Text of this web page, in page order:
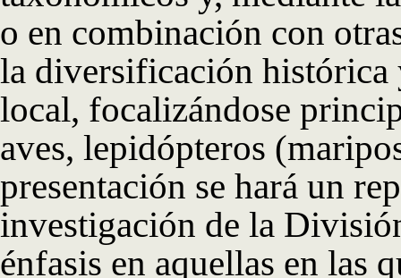
o en combinación con
la diversificación histórica
local, focalizándose
aves, lepidópteros
presentación se hará un
investigación de la
énfasis en aquellas en las